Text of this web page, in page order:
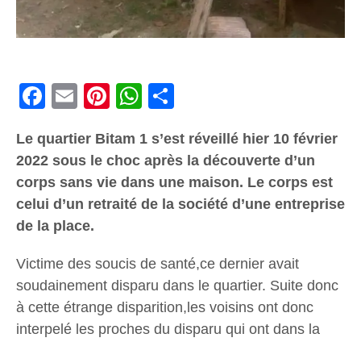
Facebook
Email PinterestWhatsApp
Le quartier Bitam 1 s’est réveillé hier 10 février
2022 sous le choc après la découverte d’un
corps sans vie dans une maison. Le corps est
celui d’un retraité de la société d’une entreprise
de la place.
Victime des soucis de santé,ce dernier avait
soudainement disparu dans le quartier. Suite donc
à cette étrange disparition,les voisins ont donc
interpelé les proches du disparu qui ont dans la